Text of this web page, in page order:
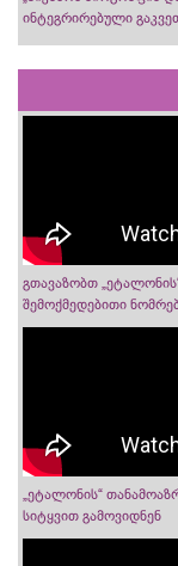
ინტეგრირებული
გთავაზობთ
შემოქმედებითი
„ეტალონის“
სიტყვით გამოვიდნენ